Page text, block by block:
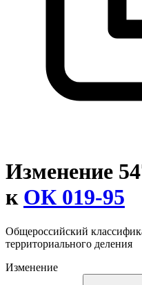
Изменение
к ОК 019-95
Общероссийский
территориального деления
Изменение